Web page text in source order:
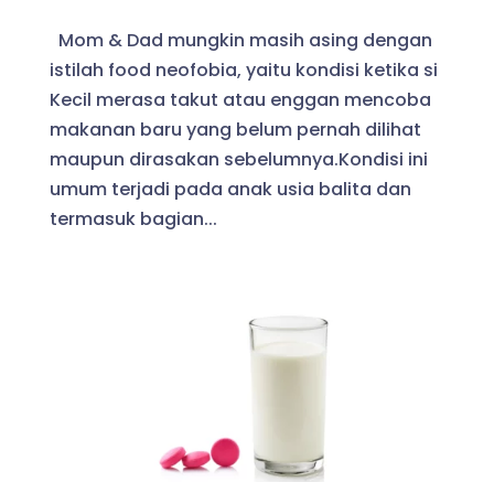
Mom & Dad mungkin masih asing dengan
istilah food neofobia, yaitu kondisi ketika si
Kecil merasa takut atau enggan mencoba
makanan baru yang belum pernah dilihat
maupun dirasakan sebelumnya.Kondisi ini
umum terjadi pada anak usia balita dan
termasuk bagian...